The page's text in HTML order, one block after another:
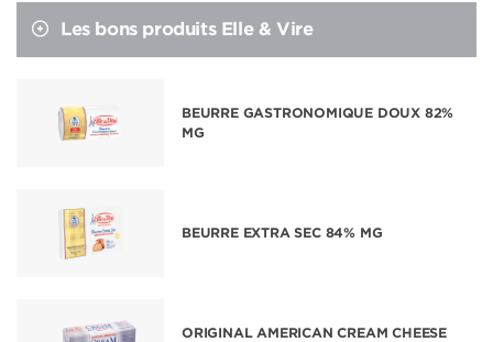
Les bons produits Elle & Vire
BEURRE GASTRONOMIQUE DOUX 82%
MG
BEURRE EXTRA SEC 84% MG
ORIGINAL AMERICAN CREAM CHEESE